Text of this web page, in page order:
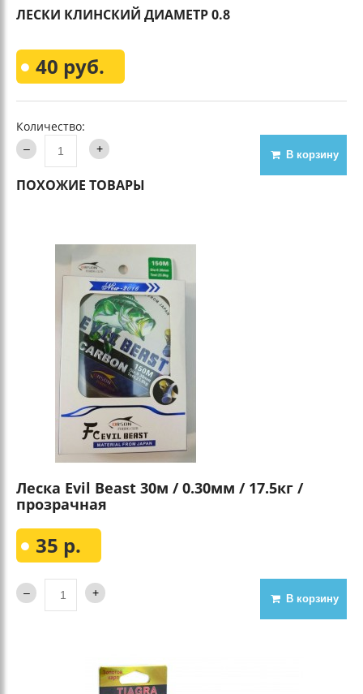
ЛЕСКИ КЛИНСКИЙ ДИАМЕТР 0.8
40 руб.
Количество:
В корзину
ПОХОЖИЕ ТОВАРЫ
Леска Evil Beast 30м / 0.30мм / 17.5кг /
прозрачная
35 р.
В корзину